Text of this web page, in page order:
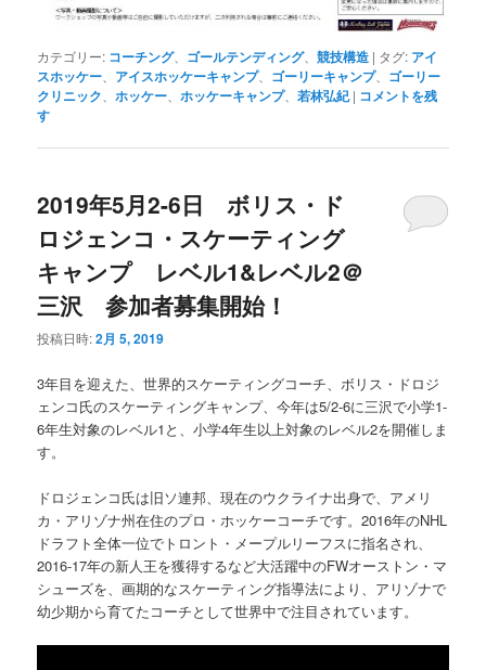
カテゴリー: コーチング、 ゴールテンディング、競技構造 | タグ: アイ
スホッケー
アイスホッケーキャンプ、 ゴーリーキャンプ、 ゴーリー
クリニック 、ホッケー 、ホッケーキャンプ、若林弘紀 | コメントを残
す
2019年5月2-6日 ボリス・ド
ロジェンコ・スケーティング
キャンプ レベル1&レベル2＠
三沢 参加者募集開始！
投稿日時:2月 5, 2019
3年目を迎えた、世界的スケーティングコーチ、ボリス・ドロジ
ェンコ氏のスケーティングキャンプ、今年は5/2-6に三沢で小学1-
6年生対象のレベル1と、小学4年生以上対象のレベル2を開催しま
す。
ドロジェンコ氏は旧ソ連邦、現在のウクライナ出身で、アメリ
カ・アリゾナ州在住のプロ・ホッケーコーチです。2016年のNHL
ドラフト全体一位でトロント・メープルリーフスに指名され、
2016-17年の新人王を獲得するなど大活躍中のFWオーストン・マ
シューズを、画期的なスケーティング指導法により、アリゾナで
幼少期から育てたコーチとして世界中で注目されています。